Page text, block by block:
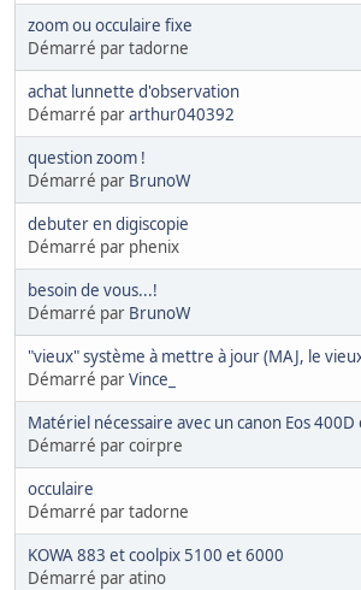
zoom ou occulaire fixe
Démarré par tadorne
achat lunnette d'observation
Démarré pararthur040392
question zoom !
Démarré par BrunoW
debuter en digiscopie
Démarré par phenix
besoin de vous...!
Démarré par BrunoW
"vieux" système à mettre à jour (MAJ, le
Démarré parVince_
Matériel nécessaire avec un canon Eos
Démarré par coirpre
occulaire
Démarré par tadorne
KOWA 883 et coolpix 5100 et 6000
Démarré par atino